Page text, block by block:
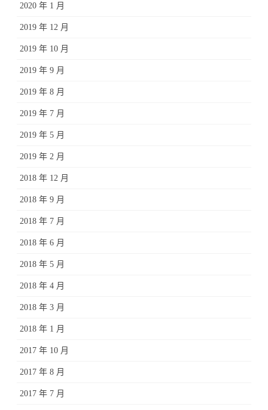
2020 年 1 月
2019 年 12 月
2019 年 10 月
2019 年 9 月
2019 年 8 月
2019 年 7 月
2019 年 5 月
2019 年 2 月
2018 年 12 月
2018 年 9 月
2018 年 7 月
2018 年 6 月
2018 年 5 月
2018 年 4 月
2018 年 3 月
2018 年 1 月
2017 年 10 月
2017 年 8 月
2017 年 7 月